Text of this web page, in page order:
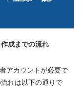
成までの流れ
アカウントが必要で
れは以下の通りで